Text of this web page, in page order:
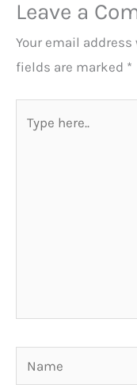
Leave a
Your email
fields are marked *
here..
Name